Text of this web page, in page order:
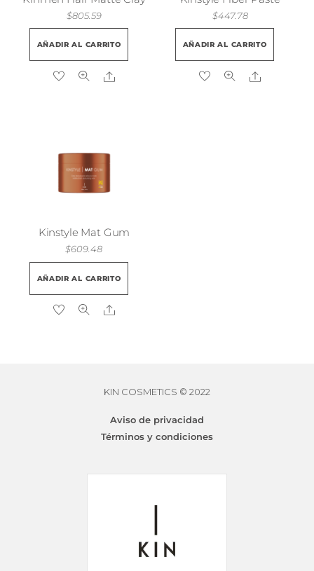
$805.59
AÑADIR AL CARRITO
Share
$447.78
AÑADIR AL CARRITO
Share
Kinstyle Mat Gum
$609.48
AÑADIR AL CARRITO
Share
KIN COSMETICS © 2022
Aviso de privacidad
Términos y condiciones